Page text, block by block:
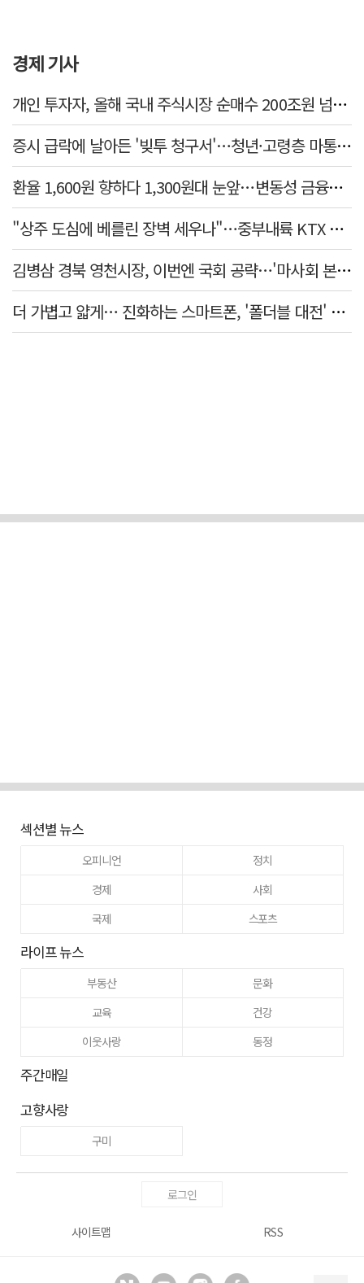
경제 기사
개인 투자자, 올해 국내 주식시장 순매수 200조원 넘었다
증시 급락에 날아든 '빚투 청구서'…청년·고령층 마통 연체↑
환율 1,600원 향하다 1,300원대 눈앞…변동성 금융위기 후 최고
"상주 도심에 베를린 장벽 세우나"…중부내륙 KTX 흙둑 쌓기계획에 시민들 반발
김병삼 경북 영천시장, 이번엔 국회 공략…'마사회 본사 이전·광역교통망 확충' 요청
더 가볍고 얇게… 진화하는 스마트폰, '폴더블 대전' 열린다
섹션별 뉴스
오피니언
정치
경제
사회
국제
스포츠
라이프 뉴스
부동산
문화
교육
건강
이웃사랑
동정
주간매일
고향사랑
구미
로그인
사이트맵 RSS